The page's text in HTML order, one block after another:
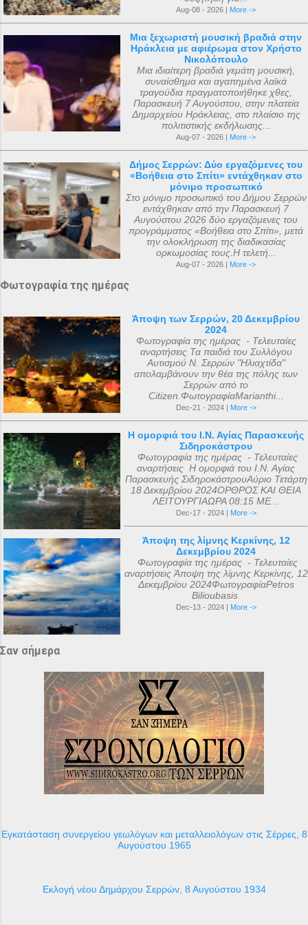
αντικείμενα μεταφέρθηκαν στην Αγία
Πετρούπολη και τοποθετήθηκαν στα
χειμερινά ανάκτορα, μέσα στον ναό
αφιερωμένο ...
του ναού ξεκίνησε με εισφορές από την
κηδεία του μικρού Μάριου και
ολοκληρώθηκε με εισφορές από την
κηδεία της αείμνηστης Μαρίας Σπύρου και
με διάφορες άλλες εισφορές. Ο ακριβής
αριθμός των μελών της συνόδου, με βάση
τις διαθέσιμες πηγές, δεν μπορεί να
καθοριστεί ακριβώς ακόμα και σήμερα. Ο
αριθμός που επικράτησε από
μεταγενέστερες πηγές ιστορικών ήταν ο
αριθμός 318. Ο Ευσέβιος της Καισαρείας
τους αριθμεί 250, ο Αθανάσιος
Αλεξανδρείας 318, και ο Ευστάθιος Α...
Aug-08 - 2026 | More ->
Μια ξεχωριστή μουσική βραδιά στην
Ηράκλεια με αφιέρωμα στον Χρήστο
Νικολόπουλο
Μια ιδιαίτερη βραδιά γεμάτη μουσική,
συναίσθημα και αγαπημένα λαϊκά
τραγούδια πραγματοποιήθηκε χθες,
Παρασκευή 7 Αυγούστου, στην πλατεία
Δημαρχείου Ηράκλειας, στο πλαίσιο της
πολιτιστικής εκδήλωσης...
Aug-07 - 2026 | More ->
Δήμος Σερρών: Δύο εργαζόμενες του
«Βοήθεια στο Σπίτι» εντάχθηκαν στο
μόνιμο προσωπικό
Στο μόνιμο προσωπικό του Δήμου Σερρών
εντάχθηκαν από την Παρασκευή 7
Αυγούστου 2026 δύο εργαζόμενες του
προγράμματος «Βοήθεια στο Σπίτι», μετά
την ολοκλήρωση της διαδικασίας
ορκωμοσίας τους.Η τελετή...
Aug-07 - 2026 | More ->
Φωτογραφία της ημέρας
Άποψη των Σερρών, 20 Δεκεμβρίου
2024
Φωτογραφία της ημέρας - Τελευταίες
αναρτήσεις Τα παιδιά του Συλλόγου
Αυτισμού Ν. Σερρών "Ηλιαχτίδα"
απολαμβάνουν την θέα της πόλης των
Σερρών από το
Citizen.ΦωτογραφίαMarianthi...
Dec-21 - 2024 | More ->
Η ομορφιά του Ι.Ν. Αγίας Παρασκευής
Σιδηροκάστρου
Φωτογραφία της ημέρας - Τελευταίες
αναρτήσεις Η ομορφιά του Ι.Ν. Αγίας
Παρασκευής ΣιδηροκάστρουΑύριο Τετάρτη
18 Δεκεμβρίου 2024ΟΡΘΡΟΣ ΚΑΙ ΘΕΙΑ
ΛΕΙΤΟΥΡΓΙΑΩΡΑ 08:15 ΜΕ...
Dec-17 - 2024 | More ->
Άποψη της λίμνης Κερκίνης, 12
Δεκεμβρίου 2024
Φωτογραφία της ημέρας - Τελευταίες
αναρτήσεις Άποψη της λίμνης Κερκίνης, 12
Δεκεμβρίου 2024ΦωτογραφίαPetros
Bilioubasis
Dec-13 - 2024 | More ->
Σαν σήμερα
Εγκατάσταση συνεργείου γεωλόγων και μεταλλειολόγων στις Σέρρες, 8
Αυγούστου 1965
Εκλογή νέου Δημάρχου Σερρών, 8 Αυγούστου 1934